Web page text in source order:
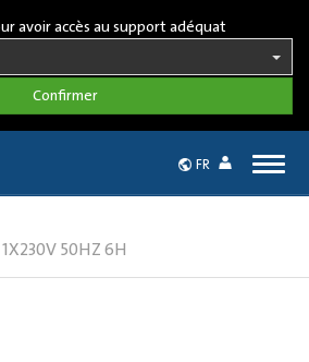
avoir accès au support adéquat
FR
50HZ 6H